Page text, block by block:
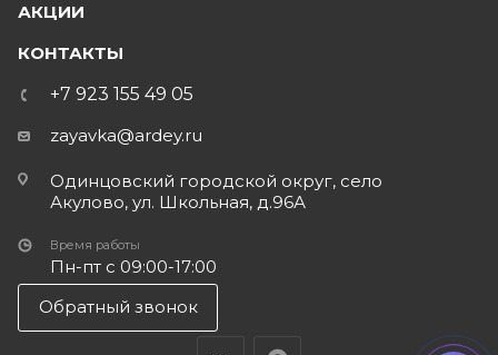
АКЦИИ
КОНТАКТЫ
+7 923 155 49 05
zayavka@ardey.ru
Одинцовский городской округ, село
Акулово, ул. Школьная, д.96А
Время работы
Пн-пт с 09:00-17:00
Обратный звонок